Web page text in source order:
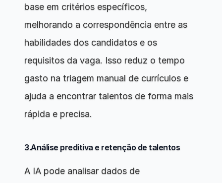
base em critérios específicos,
melhorando a correspondência entre as
habilidades dos candidatos e os
requisitos da vaga. Isso reduz o tempo
gasto na triagem manual de currículos e
ajuda a encontrar talentos de forma mais
rápida e precisa.
3.Análise preditiva e retenção de talentos
A IA pode analisar dados de